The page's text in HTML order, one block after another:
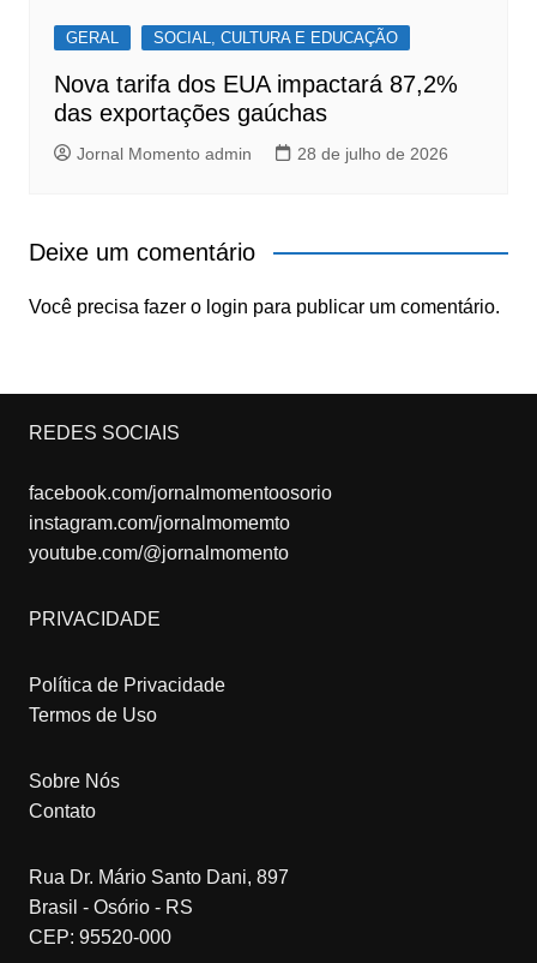
GERAL SOCIAL, CULTURA E EDUCAÇÃO
Nova tarifa dos EUA impactará 87,2%
das exportações gaúchas
Jornal Momento admin 28 de julho de 2026
Deixe um comentário
Você precisa fazer o login para publicar um comentário.
REDES SOCIAIS
facebook.com/jornalmomentoosorio
instagram.com/jornalmomemto
youtube.com/@jornalmomento
PRIVACIDADE
Política de Privacidade
Termos de Uso
Sobre Nós
Contato
Rua Dr. Mário Santo Dani, 897
Brasil - Osório - RS
CEP: 95520-000